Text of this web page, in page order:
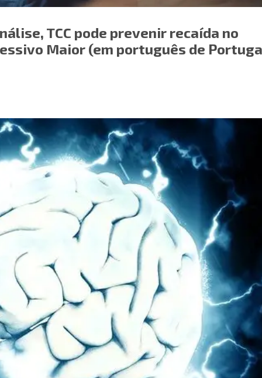
TCC pode prevenir recaída no
Maior (em português de